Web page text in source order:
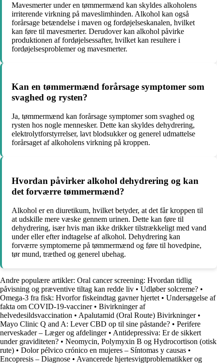
Mavesmerter under en tømmermænd kan skyldes alkoholens
irriterende virkning på maveslimhinden. Alkohol kan også
forårsage betændelse i maven og fordøjelseskanalen, hvilket
kan føre til mavesmerter. Derudover kan alkohol påvirke
produktionen af fordøjelsessafter, hvilket kan resultere i
fordøjelsesproblemer og mavesmerter.
Kan en tømmermænd forårsage symptomer som
svaghed og rysten?
Ja, tømmermænd kan forårsage symptomer som svaghed og
rysten hos nogle mennesker. Dette kan skyldes dehydrering,
elektrolytforstyrrelser, lavt blodsukker og generel udmattelse
forårsaget af alkoholens virkning på kroppen.
Hvordan påvirker alkohol dehydrering og kan
det forværre tømmermænd?
Alkohol er en diuretikum, hvilket betyder, at det får kroppen til
at udskille mere væske gennem urinen. Dette kan føre til
dehydrering, især hvis man ikke drikker tilstrækkeligt med vand
under eller efter indtagelse af alkohol. Dehydrering kan
forværre symptomerne på tømmermænd og føre til hovedpine,
tør mund, træthed og generel ubehag.
Andre populære artikler: Oral cancer screening: Hvordan tidlig
påvisning og præventive tiltag kan redde liv • Udløber solcreme? •
Omega-3 fra fisk: Hvorfor fiskeindtag gavner hjertet • Undersøgelse af
fakta om COVID-19-vacciner• Bivirkninger af
helvedesildsvaccination • Apalutamid (Oral Route) Bivirkninger•
Mayo Clinic Q and A: Lever CBD op til sine påstande? • Perifere
nerveskader – Læger og afdelinger• Antidepressiva: Er de sikkert
under graviditeten? • Neomycin, Polymyxin B og Hydrocortison (otisk
rute) • Dolor pélvico crónico en mujeres – Síntomas y causas •
Encopresis – Diagnose • Avancerede hjertesvigtproblematikker og